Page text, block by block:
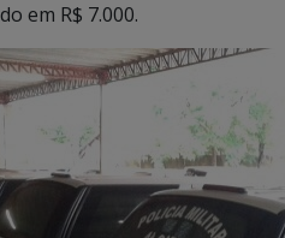
em R$ 7.000.